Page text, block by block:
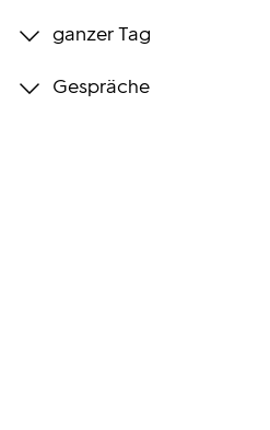
ganzer Tag
Gespräche